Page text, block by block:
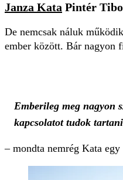
Janza Kata Pintér
De nemcsak náluk
ember között. Bár nagyon
Emberileg meg nagyon
kapcsolatot tudok
– mondta nemrég Kata egy